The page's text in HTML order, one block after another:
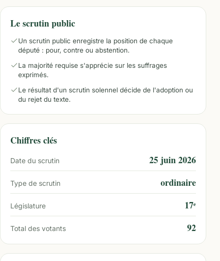
Le scrutin public
Un scrutin public enregistre la position de chaque
député : pour, contre ou abstention.
La majorité requise s'apprécie sur les suffrages
exprimés.
Le résultat d'un scrutin solennel décide de l'adoption ou
du rejet du texte.
Chiffres clés
Date du scrutin 25 juin 2026
Type de scrutin ordinaire
Législature 17ᵉ
Total des votants 92